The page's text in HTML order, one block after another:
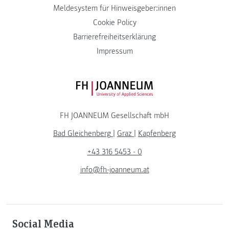
Meldesystem für Hinweisgeber:innen
Cookie Policy
Barrierefreiheitserklärung
Impressum
FH JOANNEUM Logo
FH JOANNEUM Gesellschaft mbH
Bad Gleichenberg
Graz
Kapfenberg
+43 316 5453 - 0
info@fh-joanneum.at
Social Media